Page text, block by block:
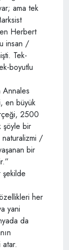
ama tek
Herbert
insan /
Tek-
boyutlu
Annales
en büyük
2500
şöyle bir
naturalizmi /
bir
her
yani
da
atar.